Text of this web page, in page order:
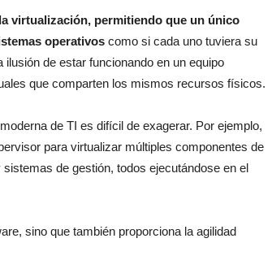
virtualización, permitiendo que un único
operativos como si cada uno tuviera su
de estar funcionando en un equipo
que comparten los mismos recursos físicos.
de TI es difícil de exagerar. Por ejemplo,
para virtualizar múltiples componentes de
de gestión, todos ejecutándose en el
sino que también proporciona la agilidad